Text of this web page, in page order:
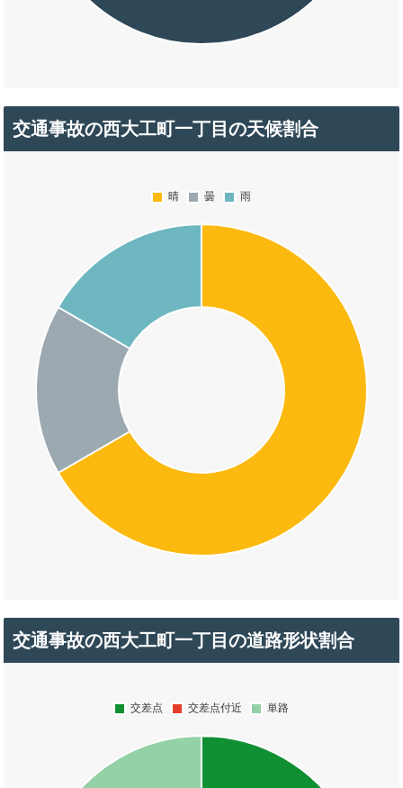
交通事故の西大工町一丁目の天候割合
交通事故の西大工町一丁目の道路形状割合